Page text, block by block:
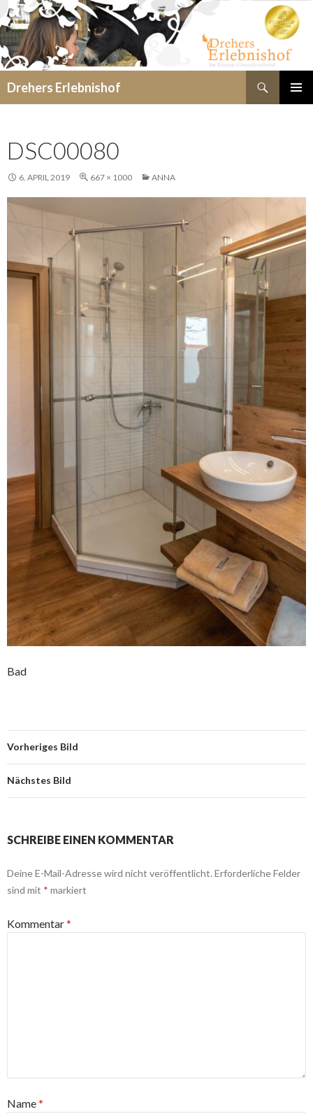
Drehers Erlebnishof
DSC00080
6. APRIL 2019 667 × 1000 ANNA
Bad
Vorheriges Bild
Nächstes Bild
SCHREIBE EINEN KOMMENTAR
Deine E-Mail-Adresse wird nicht veröffentlicht. Erforderliche Felder
sind mit * markiert
Kommentar*
Name*